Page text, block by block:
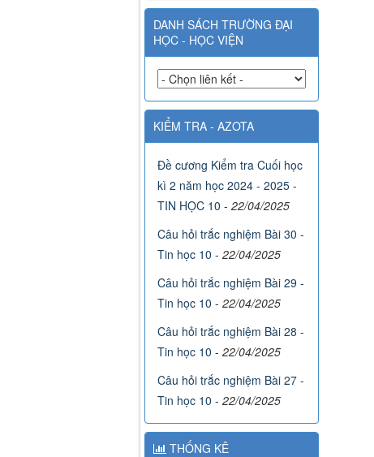
DANH SÁCH TRƯỜNG ĐẠI
HỌC - HỌC VIỆN
KIỂM TRA - AZOTA
Đề cương Kiểm tra Cuối học
kì 2 năm học 2024 - 2025 -
TIN HỌC 10 - 22/04/2025
Câu hỏi trắc nghiệm Bài 30 -
Tin học 10 - 22/04/2025
Câu hỏi trắc nghiệm Bài 29 -
Tin học 10 - 22/04/2025
Câu hỏi trắc nghiệm Bài 28 -
Tin học 10 - 22/04/2025
Câu hỏi trắc nghiệm Bài 27 -
Tin học 10 - 22/04/2025
THỐNG KÊ